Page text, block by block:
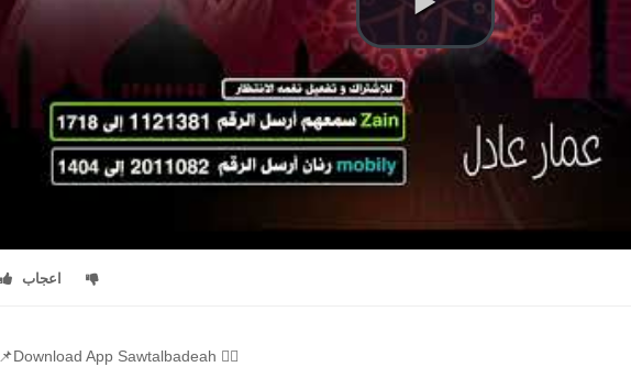
اعجاب
📌Download App Sawtalbadeah 👇🏼